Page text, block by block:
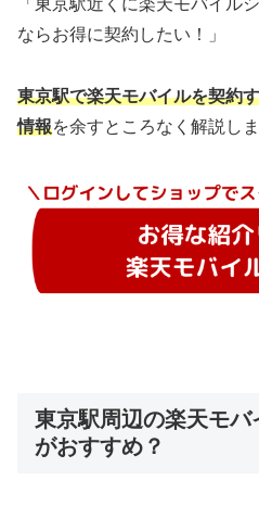
「東京駅近くに楽天モバイル
ならお得に契約したい！」
東京駅で楽天モバイルを契約
情報を余すところなく解説しま
東京駅周辺の楽天モバ
がおすすめ？